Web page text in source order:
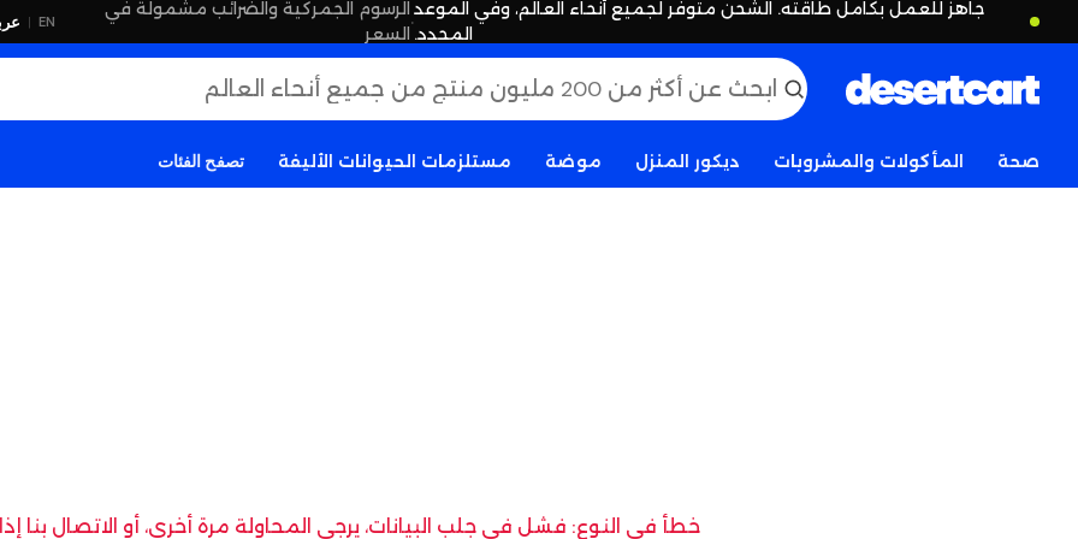
جاهز للعمل بكامل طاقته. الشحن متوفر لجميع أنحاء العالم، وفي الموعد
المحدد.
·
الرسوم الجمركية والضرائب مشمولة في
السعر
EN
|
صحة المأكولات والمشروبات ديكور المنزل موضة مستلزمات الحيوانات الأليفة تصفح الفئات
خطأ في النوع: فشل في جلب البيانات، يرجى المحاولة مرة أخرى، أو الاتصال بنا